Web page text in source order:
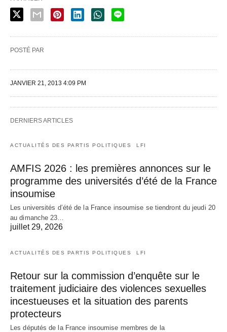
POSTÉ PAR
JANVIER 21, 2013 4:09 PM
DERNIERS ARTICLES
ACTUALITÉS DES PARTIS POLITIQUES LFI
AMFIS 2026 : les premières annonces sur le
programme des universités d’été de la France
insoumise
Les universités d’été de la France insoumise se tiendront du jeudi 20
au dimanche 23…
juillet 29, 2026
ACTUALITÉS DES PARTIS POLITIQUES LFI
Retour sur la commission d’enquête sur le
traitement judiciaire des violences sexuelles
incestueuses et la situation des parents
protecteurs
Les députés de la France insoumise membres de la